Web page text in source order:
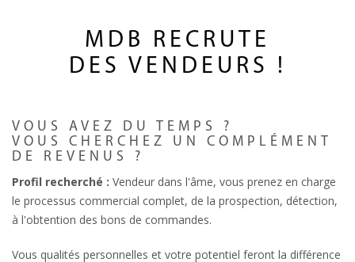
MDB RECRUTE
DES VENDEURS !
VOUS AVEZ DU TEMPS ?
VOUS CHERCHEZ UN COMPLÉMENT
DE REVENUS ?
Profil recherché : Vendeur dans l'âme, vous prenez en charge
le processus commercial complet, de la prospection, détection,
à l'obtention des bons de commandes.
Vous qualités personnelles et votre potentiel feront la différence